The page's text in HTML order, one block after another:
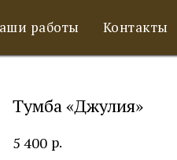
работы Контакты
Тумба «Джулия»
5 400 р.